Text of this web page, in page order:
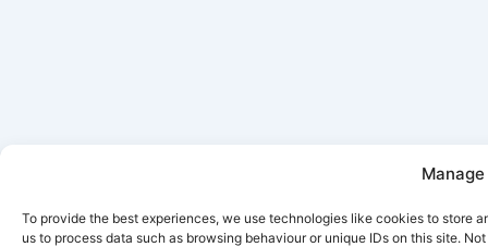
To provide the best experiences, we use technologies like cookies to
us to process data such as browsing behaviour or unique IDs on this site.